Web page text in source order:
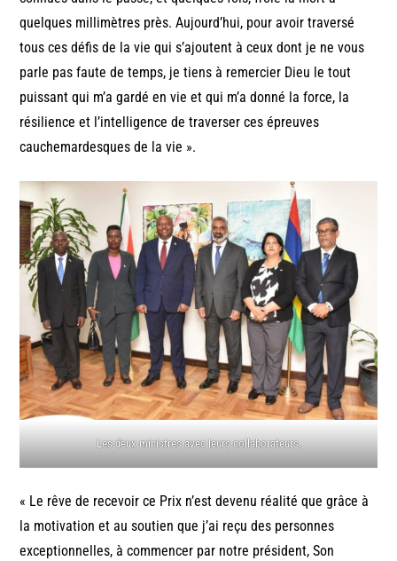
quelques millimètres près. Aujourd’hui, pour avoir traversé
tous ces défis de la vie qui s’ajoutent à ceux dont je ne vous
parle pas faute de temps, je tiens à remercier Dieu le tout
puissant qui m’a gardé en vie et qui m’a donné la force, la
résilience et l’intelligence de traverser ces épreuves
cauchemardesques de la vie ».
Les deux ministres avec leurs collaborateurs.
« Le rêve de recevoir ce Prix n’est devenu réalité que grâce à
la motivation et au soutien que j’ai reçu des personnes
exceptionnelles, à commencer par notre président, Son